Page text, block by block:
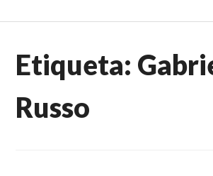
al VENDER+LIBROS NOTICIAS
Etiqueta:
Russo